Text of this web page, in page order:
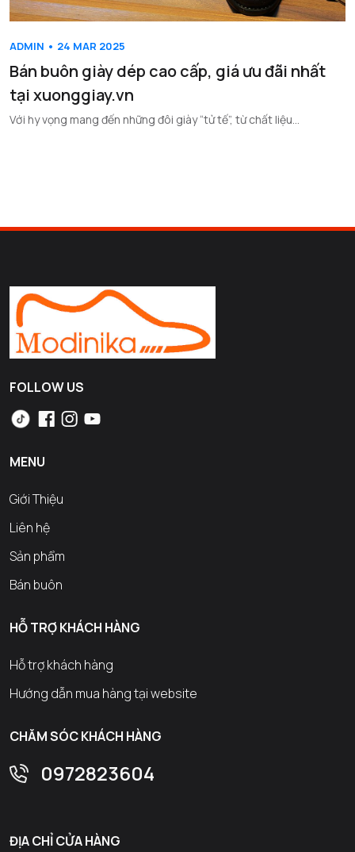
ADMIN • 24 MAR 2025
Bán buôn giày dép cao cấp, giá ưu đãi nhất
tại xuonggiay.vn
Với hy vọng mang đến những đôi giày “tử tế”, từ chất liệu...
FOLLOW US
MENU
Giới Thiệu
Liên hệ
Sản phẩm
Bán buôn
HỖ TRỢ KHÁCH HÀNG
Hỗ trợ khách hàng
Hướng dẫn mua hàng tại website
CHĂM SÓC KHÁCH HÀNG
0972823604
ĐỊA CHỈ CỬA HÀNG